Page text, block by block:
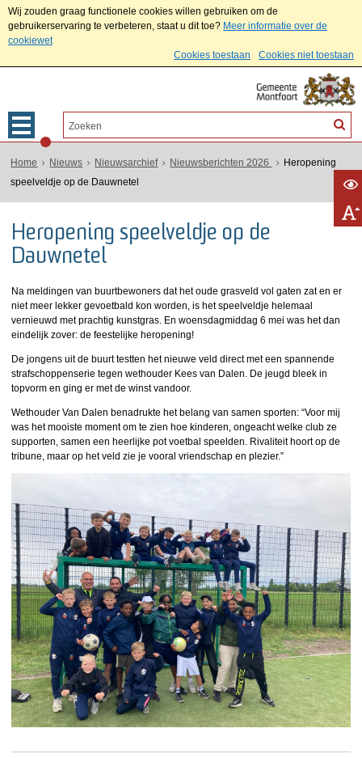
Wij zouden graag functionele cookies willen gebruiken om de
gebruikerservaring te verbeteren, staat u dit toe? Meer informatie over de
cookiewet
Cookies toestaan
Cookies niet toestaan
Home Nieuws Nieuwsarchief Nieuwsberichten 2026
Heropening
speelveldje op de Dauwnetel
Heropening speelveldje op de
Dauwnetel
Na meldingen van buurtbewoners dat het oude grasveld vol gaten zat en er
niet meer lekker gevoetbald kon worden, is het speelveldje helemaal
vernieuwd met prachtig kunstgras. En woensdagmiddag 6 mei was het dan
eindelijk zover: de feestelijke heropening!
De jongens uit de buurt testten het nieuwe veld direct met een spannende
strafschoppenserie tegen wethouder Kees van Dalen. De jeugd bleek in
topvorm en ging er met de winst vandoor.
Wethouder Van Dalen benadrukte het belang van samen sporten: “Voor mij
was het mooiste moment om te zien hoe kinderen, ongeacht welke club ze
supporten, samen een heerlijke pot voetbal speelden. Rivaliteit hoort op de
tribune, maar op het veld zie je vooral vriendschap en plezier.”